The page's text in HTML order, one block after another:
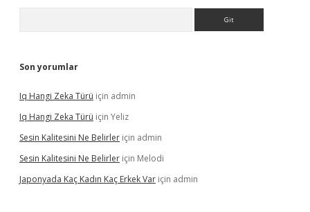
Son yorumlar
Iq Hangi Zeka Türü için admin
Iq Hangi Zeka Türü için Yeliz
Sesin Kalitesini Ne Belirler için admin
Sesin Kalitesini Ne Belirler için Melodi
Japonyada Kaç Kadın Kaç Erkek Var için admin